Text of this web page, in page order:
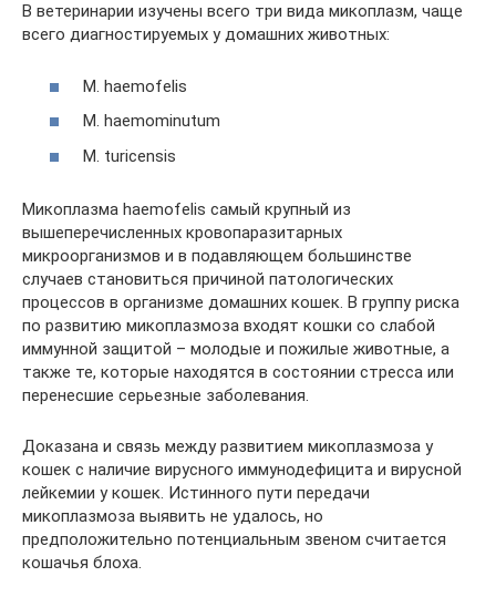
В ветеринарии изучены всего три вида микоплазм, чаще
всего диагностируемых у домашних животных:
М. haemofelis
М. haemominutum
М. turicensis
Микоплазма haemofelis самый крупный из
вышеперечисленных кровопаразитарных
микроорганизмов и в подавляющем большинстве
случаев становиться причиной патологических
процессов в организме домашних кошек. В группу риска
по развитию микоплазмоза входят кошки со слабой
иммунной защитой – молодые и пожилые животные, а
также те, которые находятся в состоянии стресса или
перенесшие серьезные заболевания.
Доказана и связь между развитием микоплазмоза у
кошек с наличие вирусного иммунодефицита и вирусной
лейкемии у кошек. Истинного пути передачи
микоплазмоза выявить не удалось, но
предположительно потенциальным звеном считается
кошачья блоха.